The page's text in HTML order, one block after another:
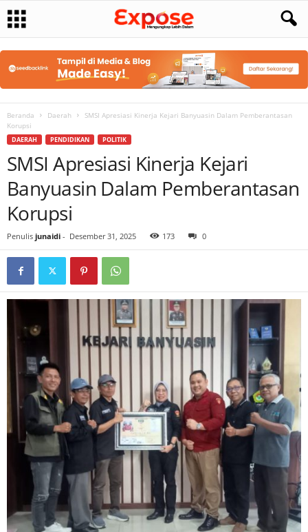
Beranda Daerah
SMSI Apresiasi Kinerja Kejari Banyuasin Dalam Pemberantasan
Korupsi
DAERAH PENDIDIKAN POLITIK
SMSI Apresiasi Kinerja Kejari
Banyuasin Dalam Pemberantasan
Korupsi
Penulis junaidi - Desember 31, 2025 173 0